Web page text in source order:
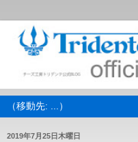
2019年7月25日木曜日